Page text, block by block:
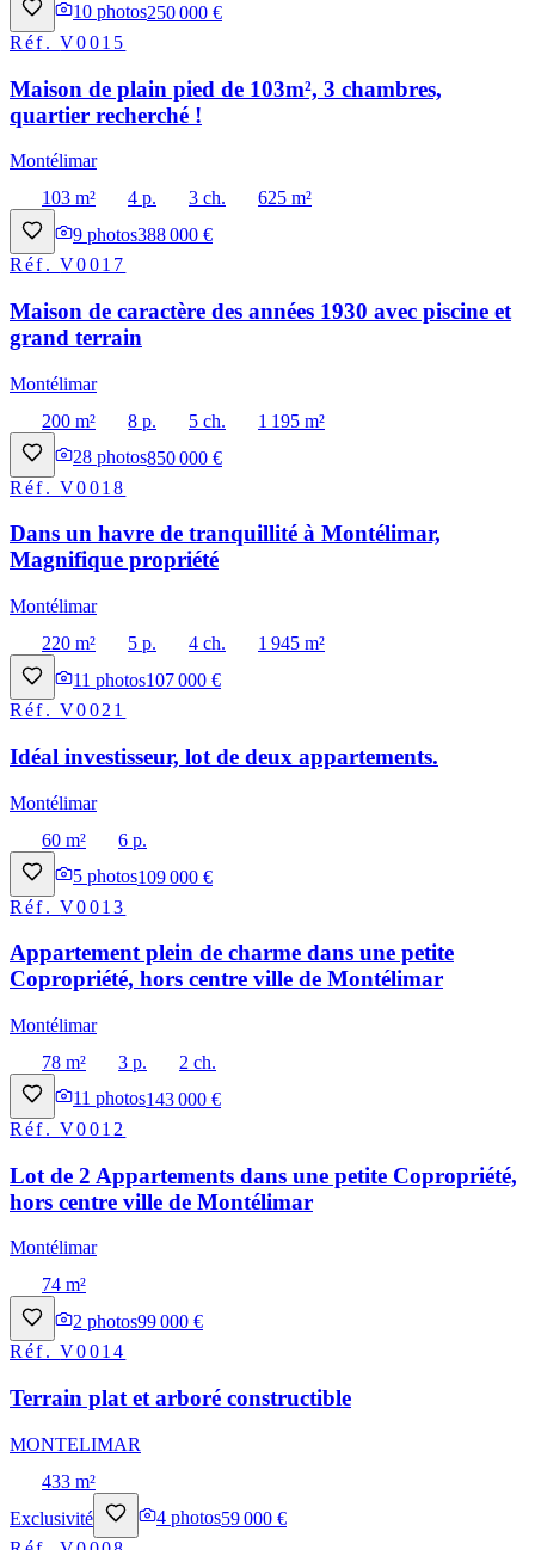
10 photos250 000 €
Réf.V0015
Maison de plain pied de 103m², 3 chambres,
quartier recherché !
Montélimar
103 m²
4 p. 3 ch.
625 m²
9 photos388 000 €
Réf.V0017
Maison de caractère des années 1930 avec piscine et
grand terrain
Montélimar
200 m²
8 p. 5 ch.
1 195 m²
28 photos850 000 €
Réf.V0018
Dans un havre de tranquillité à Montélimar,
Magnifique propriété
Montélimar
220 m²
5 p. 4 ch.
1 945 m²
11 photos107 000 €
Réf.V0021
Idéal investisseur, lot de deux appartements.
Montélimar
60 m²
6 p.
5 photos109 000 €
Réf.V0013
Appartement plein de charme dans une petite
Copropriété, hors centre ville de Montélimar
Montélimar
78 m²
3 p.
2 ch.
11 photos143 000 €
Réf.V0012
Lot de 2 Appartements dans une petite Copropriété,
hors centre ville de Montélimar
Montélimar
74 m²
2 photos99 000 €
Réf.V0014
Terrain plat et arboré constructible
MONTELIMAR
433 m²
Exclusivité
4 photos59 000 €